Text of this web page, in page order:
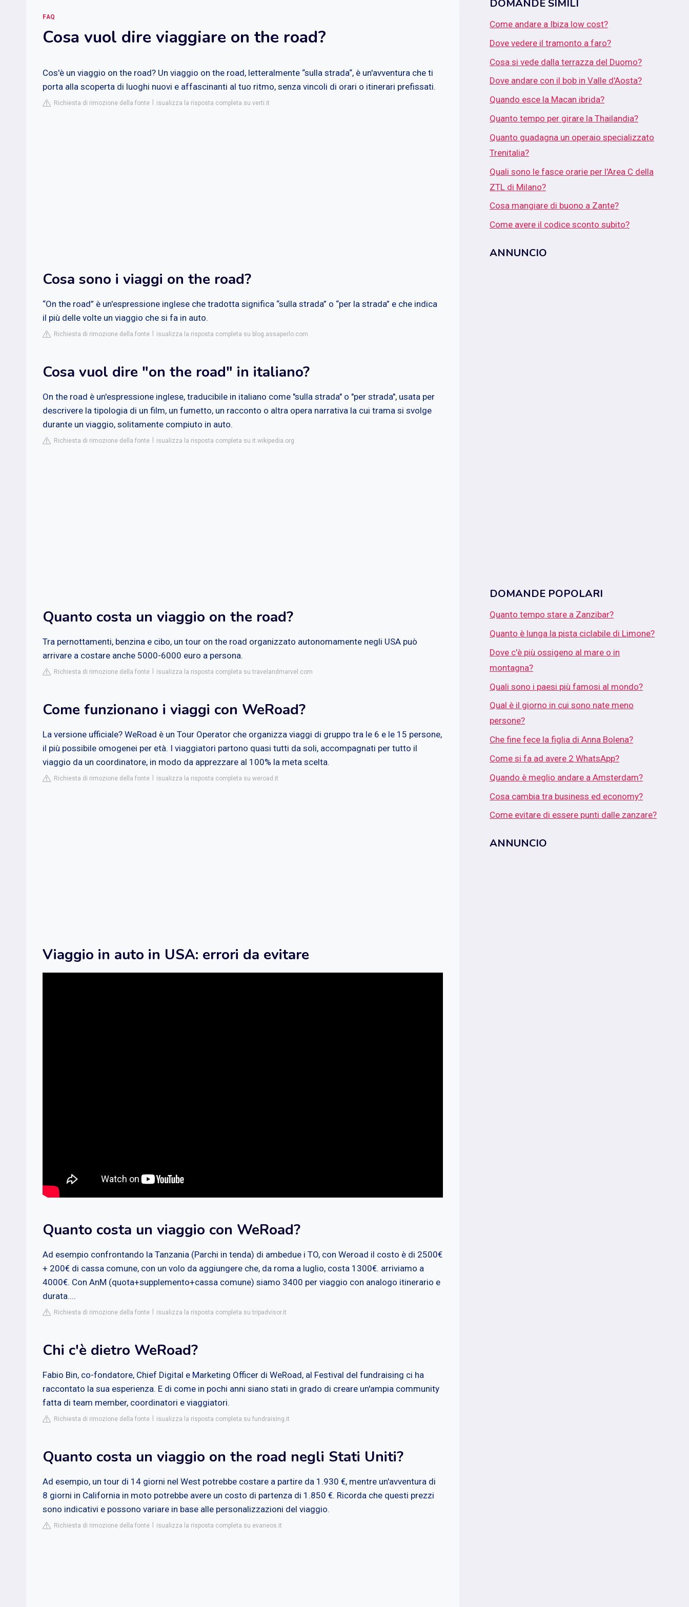
FAQ
Cosa vuol dire viaggiare on the road?
Cos'è un viaggio on the road? Un viaggio on the road, letteralmente “sulla strada“, è un'avventura che ti
porta alla scoperta di luoghi nuovi e affascinanti al tuo ritmo, senza vincoli di orari o itinerari prefissati.
Richiesta di rimozione della fonte isualizza la risposta completa su verti.it
Cosa sono i viaggi on the road?
“On the road” è un'espressione inglese che tradotta significa “sulla strada” o “per la strada” e che indica
il più delle volte un viaggio che si fa in auto.
Richiesta di rimozione della fonte isualizza la risposta completa su blog.assaperlo.com
Cosa vuol dire "on the road" in italiano?
On the road è un'espressione inglese, traducibile in italiano come "sulla strada" o "per strada", usata per
descrivere la tipologia di un film, un fumetto, un racconto o altra opera narrativa la cui trama si svolge
durante un viaggio, solitamente compiuto in auto.
Richiesta di rimozione della fonte isualizza la risposta completa su it.wikipedia.org
Quanto costa un viaggio on the road?
Tra pernottamenti, benzina e cibo, un tour on the road organizzato autonomamente negli USA può
arrivare a costare anche 5000-6000 euro a persona.
Richiesta di rimozione della fonte isualizza la risposta completa su travelandmarvel.com
Come funzionano i viaggi con WeRoad?
La versione ufficiale? WeRoad è un Tour Operator che organizza viaggi di gruppo tra le 6 e le 15 persone,
il più possibile omogenei per età. I viaggiatori partono quasi tutti da soli, accompagnati per tutto il
viaggio da un coordinatore, in modo da apprezzare al 100% la meta scelta.
Richiesta di rimozione della fonte isualizza la risposta completa su weroad.it
Viaggio in auto in USA: errori da evitare
Quanto costa un viaggio con WeRoad?
Ad esempio confrontando la Tanzania (Parchi in tenda) di ambedue i TO, con Weroad il costo è di 2500€
+ 200€ di cassa comune, con un volo da aggiungere che, da roma a luglio, costa 1300€. arriviamo a
4000€. Con AnM (quota+supplemento+cassa comune) siamo 3400 per viaggio con analogo itinerario e
durata....
Richiesta di rimozione della fonte isualizza la risposta completa su tripadvisor.it
Chi c'è dietro WeRoad?
Fabio Bin, co-fondatore, Chief Digital e Marketing Officer di WeRoad, al Festival del fundraising ci ha
raccontato la sua esperienza. E di come in pochi anni siano stati in grado di creare un'ampia community
fatta di team member, coordinatori e viaggiatori.
Richiesta di rimozione della fonte isualizza la risposta completa su fundraising.it
Quanto costa un viaggio on the road negli Stati Uniti?
Ad esempio, un tour di 14 giorni nel West potrebbe costare a partire da 1.930 €, mentre un'avventura di
8 giorni in California in moto potrebbe avere un costo di partenza di 1.850 €. Ricorda che questi prezzi
sono indicativi e possono variare in base alle personalizzazioni del viaggio.
Richiesta di rimozione della fonte isualizza la risposta completa su evaneos.it
DOMANDE SIMILI
Come andare a Ibiza low cost?
Dove vedere il tramonto a faro?
Cosa si vede dalla terrazza del Duomo?
Dove andare con il bob in Valle d'Aosta?
Quando esce la Macan ibrida?
Quanto tempo per girare la Thailandia?
Quanto guadagna un operaio specializzato
Trenitalia?
Quali sono le fasce orarie per l'Area C della
ZTL di Milano?
Cosa mangiare di buono a Zante?
Come avere il codice sconto subito?
ANNUNCIO
DOMANDE POPOLARI
Quanto tempo stare a Zanzibar?
Quanto è lunga la pista ciclabile di Limone?
Dove c'è più ossigeno al mare o in
montagna?
Quali sono i paesi più famosi al mondo?
Qual è il giorno in cui sono nate meno
persone?
Che fine fece la figlia di Anna Bolena?
Come si fa ad avere 2 WhatsApp?
Quando è meglio andare a Amsterdam?
Cosa cambia tra business ed economy?
Come evitare di essere punti dalle zanzare?
ANNUNCIO